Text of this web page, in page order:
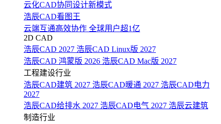
云化CAD协同设计新模式
浩辰CAD看图王
云端互通高效协作 全球用户超1亿
2D CAD
浩辰CAD 2027 浩辰CAD Linux版 2027
浩辰CAD 鸿蒙版 2026 浩辰CAD Mac版 2027
工程建设行业
浩辰CAD建筑 2027 浩辰CAD暖通 2027 浩辰CAD电力
2027
浩辰CAD给排水 2027 浩辰CAD电气 2027 浩辰云建筑
制造行业